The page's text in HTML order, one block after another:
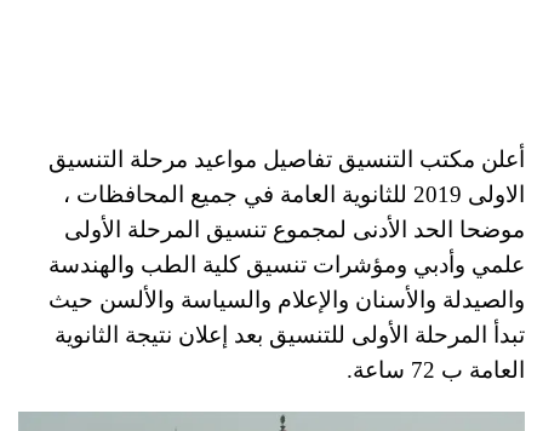
أعلن مكتب التنسيق تفاصيل مواعيد مرحلة التنسيق
الاولى 2019 للثانوية العامة في جميع المحافظات ،
موضحا الحد الأدنى لمجموع تنسيق المرحلة الأولى
علمي وأدبي ومؤشرات تنسيق كلية الطب والهندسة
والصيدلة والأسنان والإعلام والسياسة والألسن حيث
تبدأ المرحلة الأولى للتنسيق بعد إعلان نتيجة الثانوية
العامة ب 72 ساعة.